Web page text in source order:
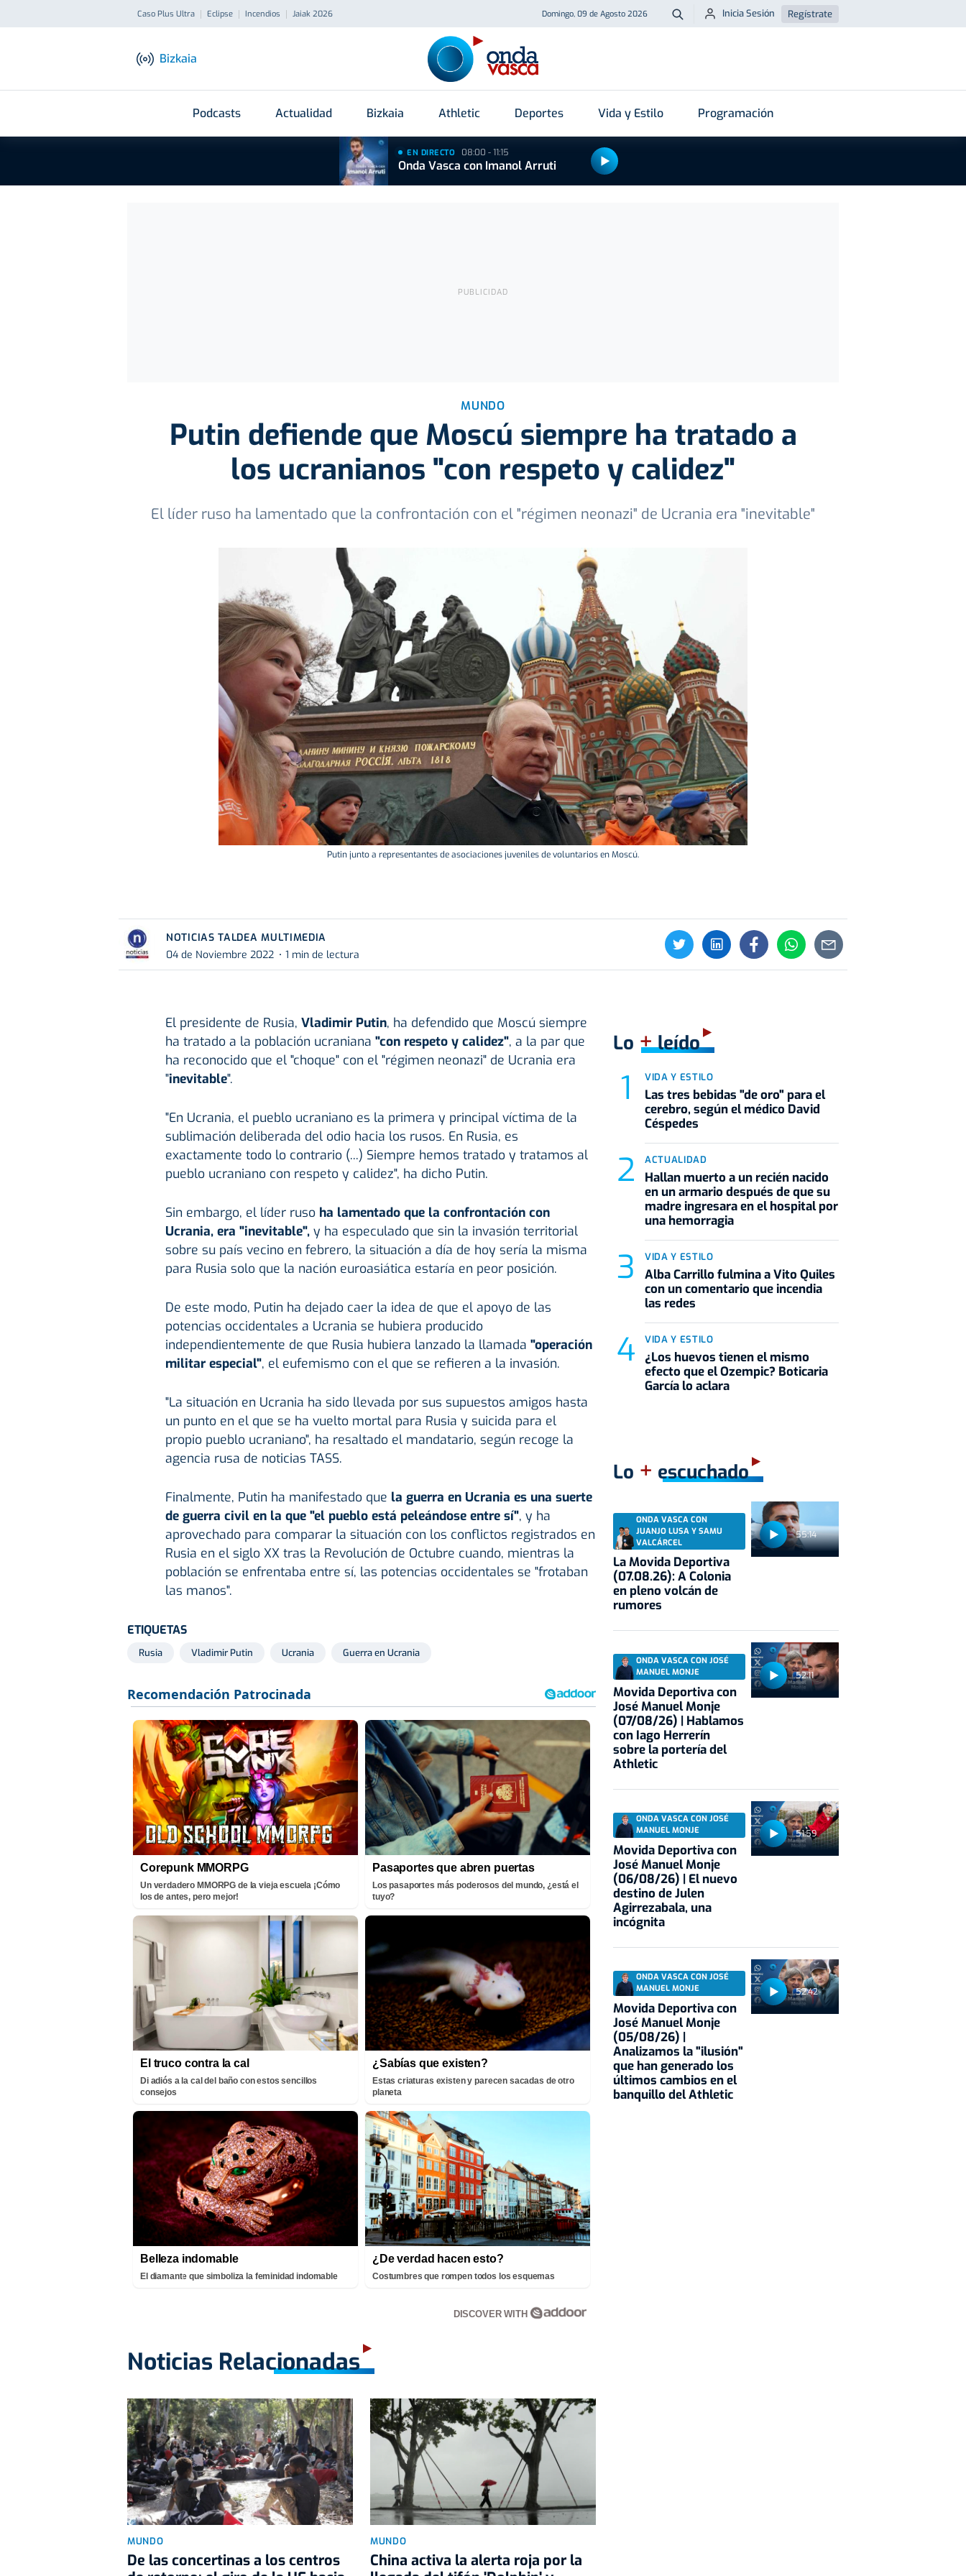
Caso Plus Ultra Eclipse Incendios Jaiak 2026 Domingo, 09 de Agosto 2026 Buscar
Inicia Sesión Regístrate
Bizkaia
Podcasts Actualidad Bizkaia Athletic Deportes Vida y Estilo Programación
EN DIRECTO 08:00 - 11:15
Onda Vasca con Imanol Arruti
MUNDO
Putin defiende que Moscú siempre ha tratado a
los ucranianos "con respeto y calidez"
El líder ruso ha lamentado que la confrontación con el "régimen neonazi" de Ucrania era "inevitable"
Putin junto a representantes de asociaciones juveniles de voluntarios en Moscú.
NOTICIAS TALDEA MULTIMEDIA
04 de Noviembre 2022
1 min de lectura
El presidente de Rusia, Vladimir Putin, ha defendido que Moscú siempre
ha tratado a la población ucraniana "con respeto y calidez", a la par que
ha reconocido que el "choque" con el "régimen neonazi" de Ucrania era
"inevitable".
"En Ucrania, el pueblo ucraniano es la primera y principal víctima de la
sublimación deliberada del odio hacia los rusos. En Rusia, es
exactamente todo lo contrario (...) Siempre hemos tratado y tratamos al
pueblo ucraniano con respeto y calidez", ha dicho Putin.
Sin embargo, el líder rusoha lamentado que la confrontación con
Ucrania, era "inevitable",y ha especulado que sin la invasión territorial
sobre su país vecino en febrero, la situación a día de hoy sería la misma
para Rusia solo que la nación euroasiática estaría en peor posición.
De este modo, Putin ha dejado caer la idea de que el apoyo de las
potencias occidentales a Ucrania se hubiera producido
independientemente de que Rusia hubiera lanzado la llamada "operación
militar especial", el eufemismo con el que se refieren a la invasión.
"La situación en Ucrania ha sido llevada por sus supuestos amigos hasta
un punto en el que se ha vuelto mortal para Rusia y suicida para el
propio pueblo ucraniano", ha resaltado el mandatario, según recoge la
agencia rusa de noticias TASS.
Finalmente, Putin ha manifestado que la guerra en Ucrania es una suerte
de guerra civil en la que "el pueblo está peleándose entre sí", y ha
aprovechado para comparar la situación con los conflictos registrados en
Rusia en el siglo XX tras la Revolución de Octubre cuando, mientras la
población se enfrentaba entre sí, las potencias occidentales se "frotaban
las manos".
ETIQUETAS
Rusia Vladimir Putin Ucrania Guerra en Ucrania
Corepunk MMORPG
Un verdadero MMORPG de la vieja escuela ¡Cómo
los de antes, pero mejor!
Pasaportes que abren puertas
Los pasaportes más poderosos del mundo, ¿está el
tuyo?
El truco contra la cal
Di adiós a la cal del baño con estos sencillos
consejos
¿Sabías que existen?
Estas criaturas existen y parecen sacadas de otro
planeta
Belleza indomable
El diamante que simboliza la feminidad indomable
¿De verdad hacen esto?
Costumbres que rompen todos los esquemas
DISCOVER WITH
Noticias Relacionadas
MUNDO
De las concertinas a los centros
MUNDO
China activa la alerta roja por la
Lo +leído
VIDA Y ESTILO
Las tres bebidas "de oro" para el
cerebro, según el médico David
Céspedes
ACTUALIDAD
Hallan muerto a un recién nacido
en un armario después de que su
madre ingresara en el hospital por
una hemorragia
VIDA Y ESTILO
Alba Carrillo fulmina a Vito Quiles
con un comentario que incendia
las redes
VIDA Y ESTILO
¿Los huevos tienen el mismo
efecto que el Ozempic? Boticaria
García lo aclara
Lo + escuchado
55:14
ONDA VASCA CON
JUANJO LUSA Y SAMU
VALCÁRCEL
La Movida Deportiva
(07.08.26): A Colonia
en pleno volcán de
rumores
52:11
ONDA VASCA CON JOSÉ
MANUEL MONJE
Movida Deportiva con
José Manuel Monje
(07/08/26) | Hablamos
con Iago Herrerín
sobre la portería del
Athletic
51:59
ONDA VASCA CON JOSÉ
MANUEL MONJE
Movida Deportiva con
José Manuel Monje
(06/08/26) | El nuevo
destino de Julen
Agirrezabala, una
incógnita
52:42
ONDA VASCA CON JOSÉ
MANUEL MONJE
Movida Deportiva con
José Manuel Monje
(05/08/26) |
Analizamos la "ilusión"
que han generado los
últimos cambios en el
banquillo del Athletic